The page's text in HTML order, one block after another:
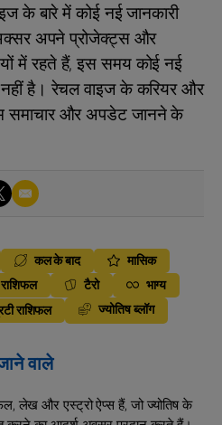
के बारे में कोई नई जानकारी
अपने प्रोजेक्ट्स और
में रहते हैं, इस समय कोई नई
नहीं है। रेचल वाइज के करियर और
समाचार और अपडेट जानने के
कल के बाद
मासिक
राशिफल टैरो
भाग्य
राशिफल ज्योतिष ब्लॉग
वाले
लेख और एस्ट्रो ऐप्स हैं, जो ज्योतिष के